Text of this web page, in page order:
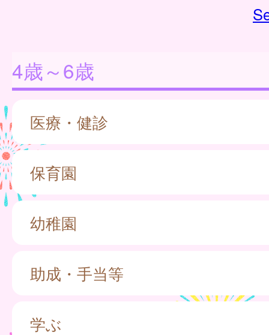
4歳～6歳
医療・健診
保育園
幼稚園
助成・手当等
学ぶ